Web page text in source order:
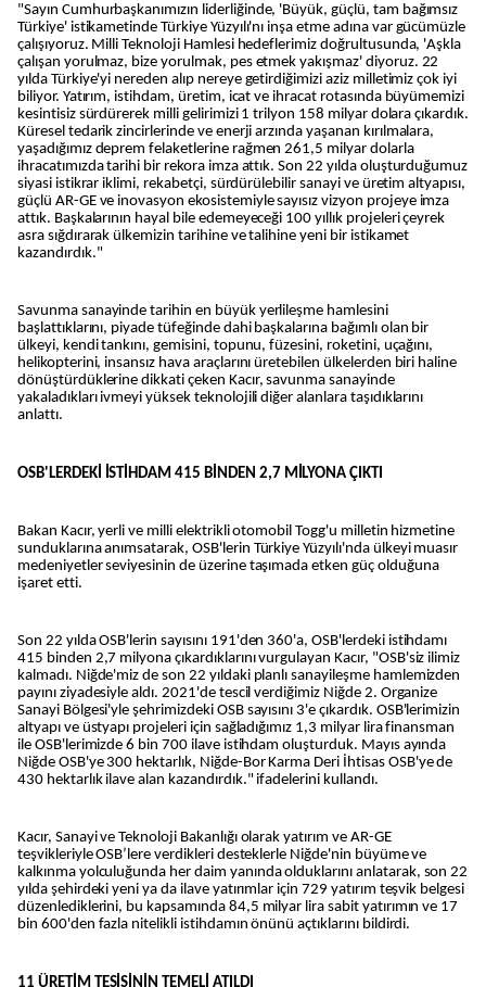
"Sayın Cumhurbaşkanımızın liderliğinde, 'Büyük, güçlü, tam bağımsız
Türkiye' istikametinde Türkiye Yüzyılı'nı inşa etme adına var gücümüzle
çalışıyoruz. Milli Teknoloji Hamlesi hedeflerimiz doğrultusunda, 'Aşkla
çalışan yorulmaz, bize yorulmak, pes etmek yakışmaz' diyoruz. 22
yılda Türkiye'yi nereden alıp nereye getirdiğimizi aziz milletimiz çok iyi
biliyor. Yatırım, istihdam, üretim, icat ve ihracat rotasında büyümemizi
kesintisiz sürdürerek milli gelirimizi 1 trilyon 158 milyar dolara çıkardık.
Küresel tedarik zincirlerinde ve enerji arzında yaşanan kırılmalara,
yaşadığımız deprem felaketlerine rağmen 261,5 milyar dolarla
ihracatımızda tarihi bir rekora imza attık. Son 22 yılda oluşturduğumuz
siyasi istikrar iklimi, rekabetçi, sürdürülebilir sanayi ve üretim altyapısı,
güçlü AR-GE ve inovasyon ekosistemiyle sayısız vizyon projeye imza
attık. Başkalarının hayal bile edemeyeceği 100 yıllık projeleri çeyrek
asra sığdırarak ülkemizin tarihine ve talihine yeni bir istikamet
kazandırdık."
Savunma sanayinde tarihin en büyük yerlileşme hamlesini
başlattıklarını, piyade tüfeğinde dahi başkalarına bağımlı olan bir
ülkeyi, kendi tankını, gemisini, topunu, füzesini, roketini, uçağını,
helikopterini, insansız hava araçlarını üretebilen ülkelerden biri haline
dönüştürdüklerine dikkati çeken Kacır, savunma sanayinde
yakaladıkları ivmeyi yüksek teknolojili diğer alanlara taşıdıklarını
anlattı.
OSB'LERDEKİ İSTİHDAM 415 BİNDEN 2,7 MİLYONA ÇIKTI
Bakan Kacır, yerli ve milli elektrikli otomobil Togg'u milletin hizmetine
sunduklarına anımsatarak, OSB'lerin Türkiye Yüzyılı'nda ülkeyi muasır
medeniyetler seviyesinin de üzerine taşımada etken güç olduğuna
işaret etti.
Son 22 yılda OSB'lerin sayısını 191'den 360'a, OSB'lerdeki istihdamı
415 binden 2,7 milyona çıkardıklarını vurgulayan Kacır, "OSB'siz ilimiz
kalmadı. Niğde'miz de son 22 yıldaki planlı sanayileşme hamlemizden
payını ziyadesiyle aldı. 2021'de tescil verdiğimiz Niğde 2. Organize
Sanayi Bölgesi'yle şehrimizdeki OSB sayısını 3'e çıkardık. OSB'lerimizin
altyapı ve üstyapı projeleri için sağladığımız 1,3 milyar lira finansman
ile OSB'lerimizde 6 bin 700 ilave istihdam oluşturduk. Mayıs ayında
Niğde OSB'ye 300 hektarlık, Niğde-Bor Karma Deri İhtisas OSB'ye de
430 hektarlık ilave alan kazandırdık." ifadelerini kullandı.
Kacır, Sanayi ve Teknoloji Bakanlığı olarak yatırım ve AR-GE
teşvikleriyle OSB’lere verdikleri desteklerle Niğde'nin büyüme ve
kalkınma yolculuğunda her daim yanında olduklarını anlatarak, son 22
yılda şehirdeki yeni ya da ilave yatırımlar için 729 yatırım teşvik belgesi
düzenlediklerini, bu kapsamında 84,5 milyar lira sabit yatırımın ve 17
bin 600'den fazla nitelikli istihdamın önünü açtıklarını bildirdi.
11 ÜRETİM TESİSİNİN TEMELİ ATILDI